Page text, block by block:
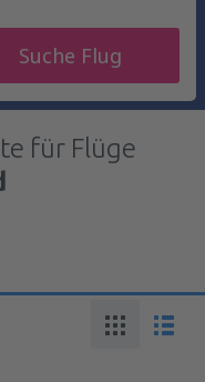
Suche Flug
für Flüge